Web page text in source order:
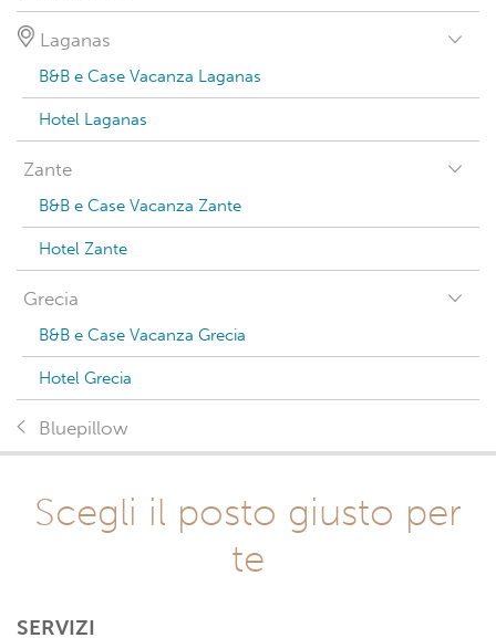
Laganas
B&B e Case Vacanza Laganas
Hotel Laganas
Zante
B&B e Case Vacanza Zante
Hotel Zante
Grecia
B&B e Case Vacanza Grecia
Hotel Grecia
Bluepillow
Scegli il posto giusto per
te
SERVIZI